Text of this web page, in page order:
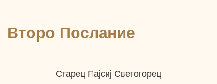
Второ Послание
Старец Пајсиј Светогорец